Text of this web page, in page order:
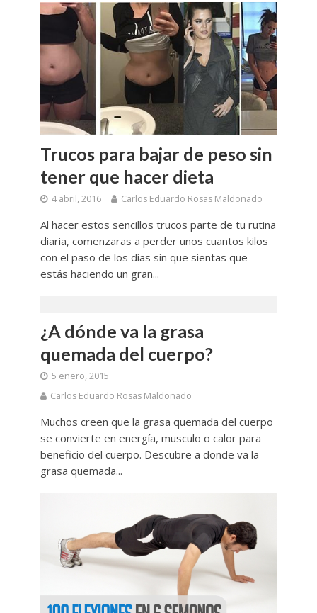
Trucos para bajar de peso sin
tener que hacer dieta
4 abril, 2016 Carlos Eduardo Rosas Maldonado
Al hacer estos sencillos trucos parte de tu rutina
diaria, comenzaras a perder unos cuantos kilos
con el paso de los días sin que sientas que
estás haciendo un gran...
¿A dónde va la grasa
quemada del cuerpo?
5 enero, 2015
Carlos Eduardo Rosas Maldonado
Muchos creen que la grasa quemada del cuerpo
se convierte en energía, musculo o calor para
beneficio del cuerpo. Descubre a donde va la
grasa quemada...